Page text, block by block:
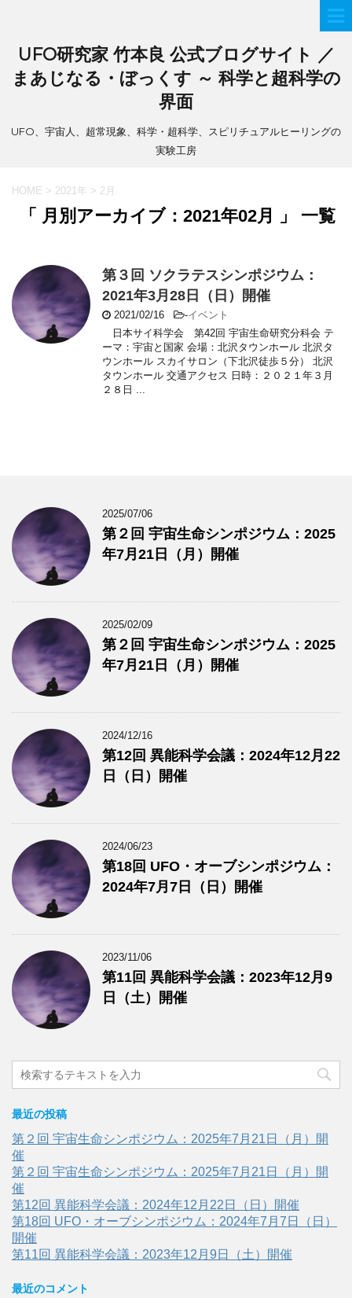
UFO研究家 竹本良 公式ブログサイト ／
まあじなる・ぼっくす ～ 科学と超科学の
界面
UFO、宇宙人、超常現象、科学・超科学、スピリチュアルヒーリングの
実験工房
HOME > 2021年 > 2月
「 月別アーカイブ：2021年02月 」 一覧
第３回 ソクラテスシンポジウム：
2021年3月28日（日）開催
2021/02/16 -イベント
日本サイ科学会 第42回 宇宙生命研究分科会 テ
ーマ：宇宙と国家 会場：北沢タウンホール 北沢タ
ウンホール スカイサロン（下北沢徒歩５分） 北沢
タウンホール 交通アクセス 日時：２０２１年３月
２８日 ...
2025/07/06
第２回 宇宙生命シンポジウム：2025
年7月21日（月）開催
2025/02/09
第２回 宇宙生命シンポジウム：2025
年7月21日（月）開催
2024/12/16
第12回 異能科学会議：2024年12月22
日（日）開催
2024/06/23
第18回 UFO・オーブシンポジウム：
2024年7月7日（日）開催
2023/11/06
第11回 異能科学会議：2023年12月9
日（土）開催
最近の投稿
第２回 宇宙生命シンポジウム：2025年7月21日（月）開
催
第２回 宇宙生命シンポジウム：2025年7月21日（月）開
催
第12回 異能科学会議：2024年12月22日（日）開催
第18回 UFO・オーブシンポジウム：2024年7月7日（日）
開催
第11回 異能科学会議：2023年12月9日（土）開催
最近のコメント